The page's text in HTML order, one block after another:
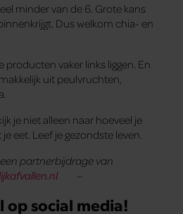
minder van de 6. Grote kans
Dus welkom chia- en
producten vaker links liggen. En
uit peulvruchten,
je niet alleen naar hoeveel je
eet. Leef je gezondste leven.
een partnerbijdrage van
op social media!